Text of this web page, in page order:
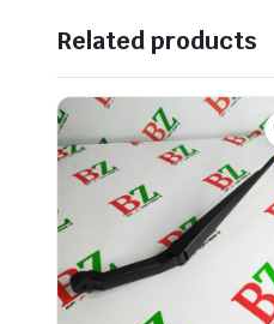
Related products